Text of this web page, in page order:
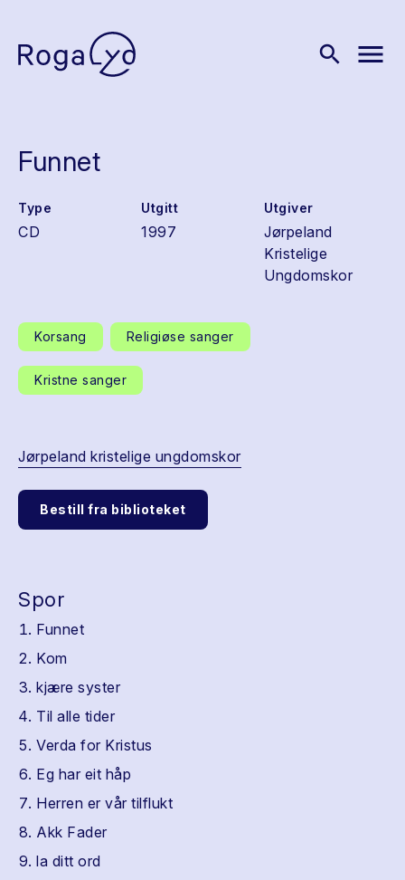
search menu
Funnet
Type
CD
Utgitt
1997
Utgiver
Jørpeland
Kristelige
Ungdomskor
Korsang Religiøse sanger
Kristne sanger
Jørpeland kristelige ungdomskor
Bestill fra biblioteket
Spor
Funnet
Kom
kjære syster
Til alle tider
Verda for Kristus
Eg har eit håp
Herren er vår tilflukt
Akk Fader
la ditt ord